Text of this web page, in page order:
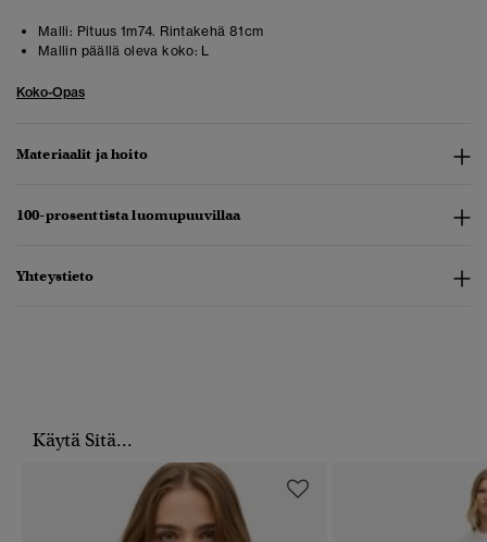
Malli: Pituus 1m74. Rintakehä 81cm
Mallin päällä oleva koko: L
Koko-Opas
Materiaalit ja hoito
100-prosenttista luomupuuvillaa
Yhteystieto
Käytä Sitä...